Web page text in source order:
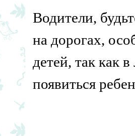
Водители,
на дорогах,
детей, так как
появиться